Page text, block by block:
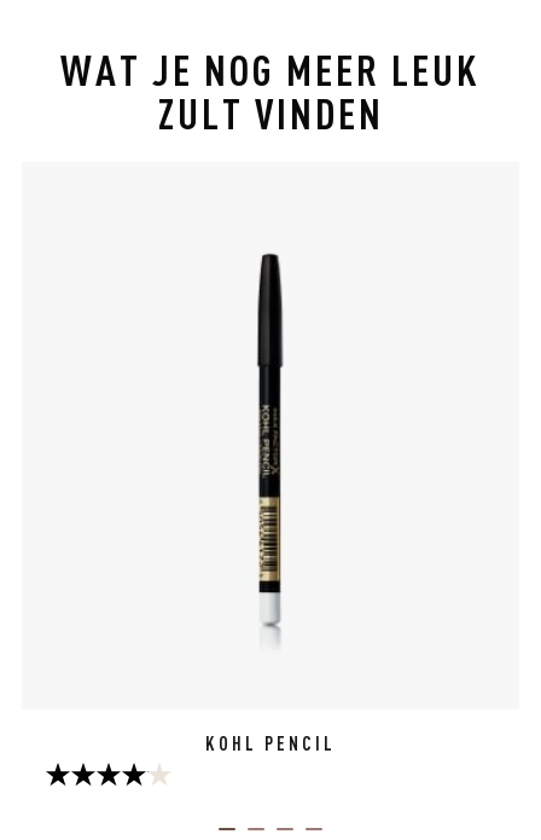
WAT JE NOG MEER LEUK
ZULT VINDEN
KOHL PENCIL
4.0